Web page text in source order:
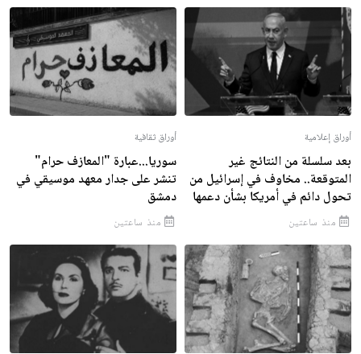
أوراق إعلامية
بعد سلسلة من النتائج غير
المتوقعة.. مخاوف في إسرائيل من
تحول دائم في أمريكا بشأن دعمها
منذ ساعتين
أوراق ثقافية
سوريا...عبارة "المعازف حرام"
تنشر على جدار معهد موسيقي في
دمشق
منذ ساعتين